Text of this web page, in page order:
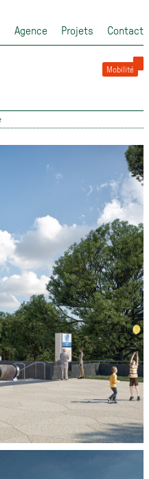
Agence Projets Contact
Mobilité